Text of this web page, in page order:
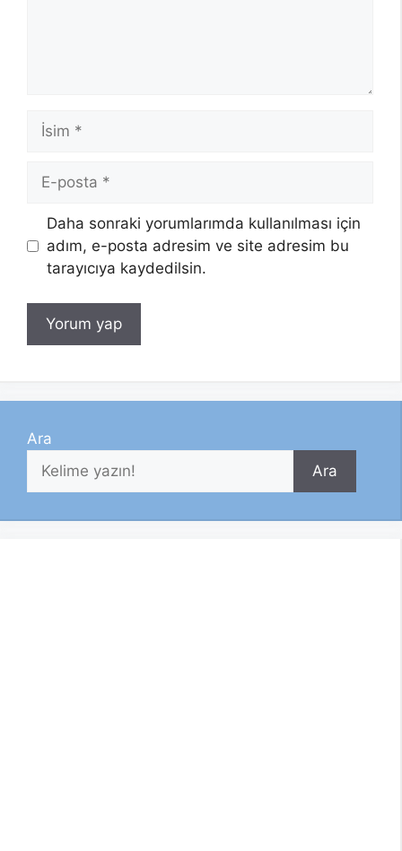
İsim
posta
Daha sonraki yorumlarımda kullanılması için
adım, e-posta adresim ve site adresim bu
tarayıcıya kaydedilsin.
Ara
Ara